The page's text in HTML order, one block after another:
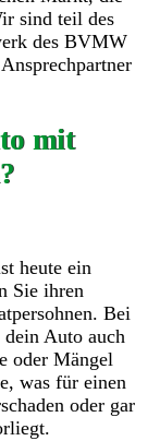
sind teil des
des BVMW
mit
heute ein
Sie ihren
Bei
dein Auto auch
oder Mängel
was für einen
oder gar